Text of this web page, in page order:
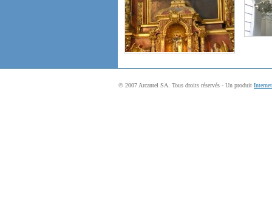
© 2007 Arcantel SA. Tous droits réservés - Un produit